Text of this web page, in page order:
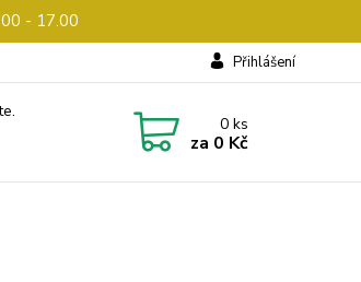
- 17.00
Přihlášení
0ks
za 0 Kč